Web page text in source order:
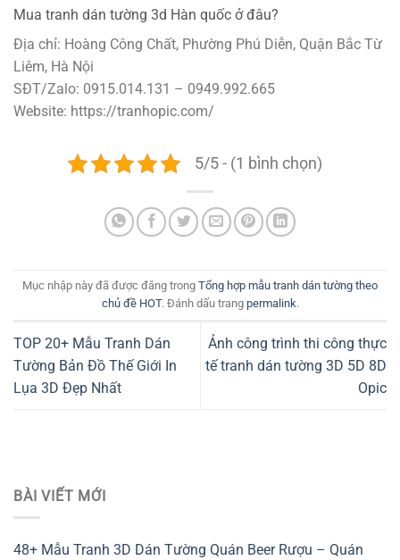
Mua tranh dán tường 3d Hàn quốc ở đâu?
Địa chỉ: Hoàng Công Chất, Phường Phú Diễn, Quận Bắc Từ
Liêm, Hà Nội
SĐT/Zalo: 0915.014.131 – 0949.992.665
Website: https://tranhopic.com/
5/5 - (1 bình chọn)
Mục nhập này đã được đăng trong Tổng hợp mẫu tranh dán tường theo
chủ đề HOT. Đánh dấu trang permalink.
TOP 20+ Mẫu Tranh Dán
Tường Bản Đồ Thế Giới In
Lụa 3D Đẹp Nhất
Ảnh công trình thi công thực
tế tranh dán tường 3D 5D 8D
Opic
BÀI VIẾT MỚI
48+ Mẫu Tranh 3D Dán Tường Quán Beer Rượu – Quán